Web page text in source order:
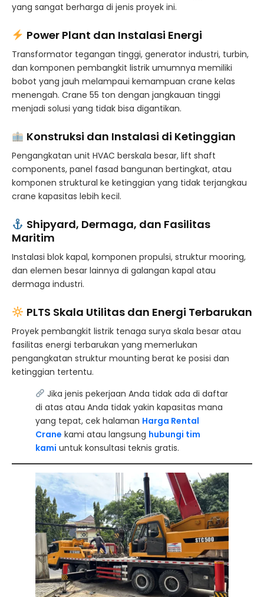
yang sangat berharga di jenis proyek ini.
Power Plant dan Instalasi Energi
Transformator tegangan tinggi, generator industri, turbin,
dan komponen pembangkit listrik umumnya memiliki
bobot yang jauh melampaui kemampuan crane kelas
menengah. Crane 55 ton dengan jangkauan tinggi
menjadi solusi yang tidak bisa digantikan.
Konstruksi dan Instalasi di Ketinggian
Pengangkatan unit HVAC berskala besar, lift shaft
components, panel fasad bangunan bertingkat, atau
komponen struktural ke ketinggian yang tidak terjangkau
crane kapasitas lebih kecil.
Shipyard, Dermaga, dan Fasilitas
Maritim
Instalasi blok kapal, komponen propulsi, struktur mooring,
dan elemen besar lainnya di galangan kapal atau
dermaga industri.
PLTS Skala Utilitas dan Energi Terbarukan
Proyek pembangkit listrik tenaga surya skala besar atau
fasilitas energi terbarukan yang memerlukan
pengangkatan struktur mounting berat ke posisi dan
ketinggian tertentu.
Jika jenis pekerjaan Anda tidak ada di daftar
di atas atau Anda tidak yakin kapasitas mana
yang tepat, cek halaman Harga Rental
Crane kami atau langsung hubungi tim
kami untuk konsultasi teknis gratis.